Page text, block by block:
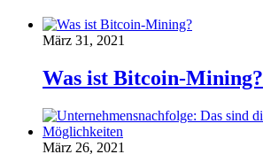
März 31, 2021
Was ist Bitcoin-Mining?
März 26, 2021